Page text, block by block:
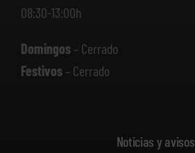
08:30-13:00h
Domingos– Cerrado
Festivos– Cerrado
Noticias y avisos